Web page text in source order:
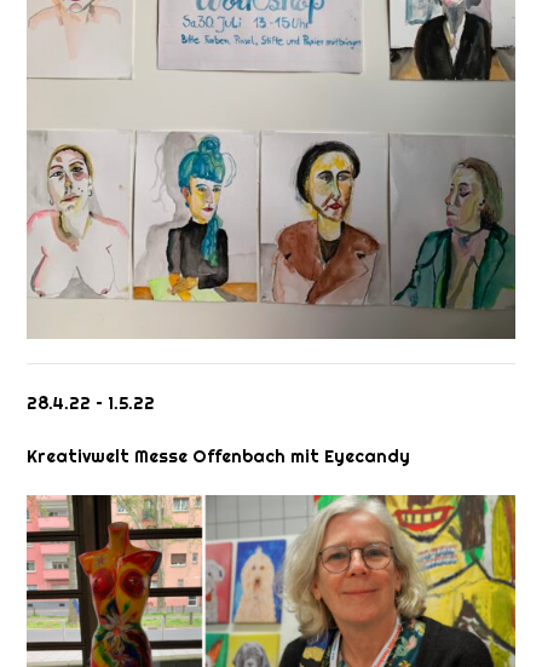
28.4.22 – 1.5.22
Kreativwelt Messe Offenbach mit Eyecandy